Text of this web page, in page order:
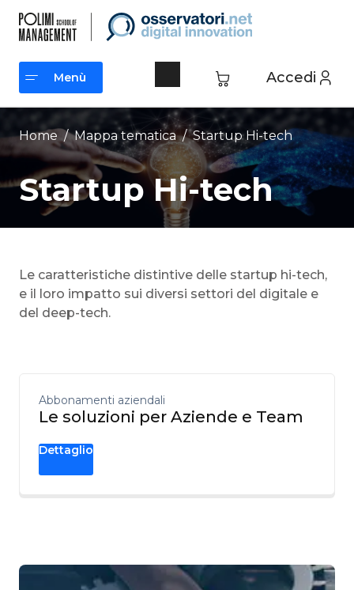
contenuto
Accedi
Menù
Menù
Home / Mappa tematica /Startup Hi-tech
Startup Hi-tech
Le caratteristiche distintive delle startup hi-tech,
e il loro impatto sui diversi settori del digitale e
del deep-tech.
Abbonamenti aziendali
Le soluzioni per Aziende e Team
Dettaglio